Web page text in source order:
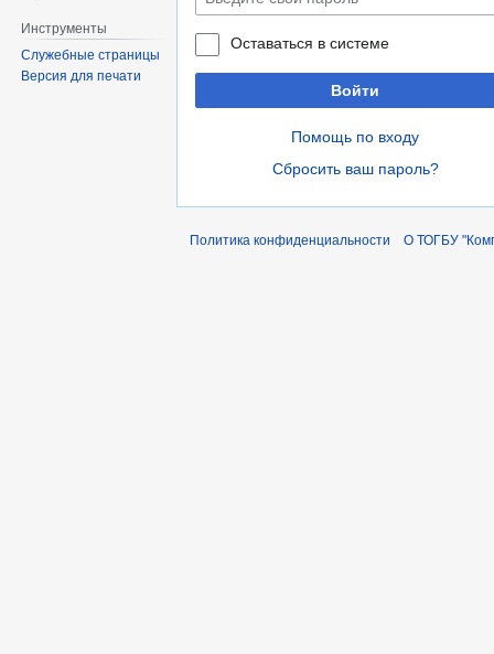
Оставаться в системе
Войти
Помощь по входу
Сбросить ваш пароль?
Инструменты
Служебные страницы
Версия для печати
Политика конфиденциальности О ТОГБУ